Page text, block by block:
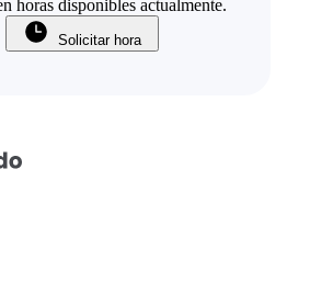
horas disponibles actualmente.
Solicitar hora